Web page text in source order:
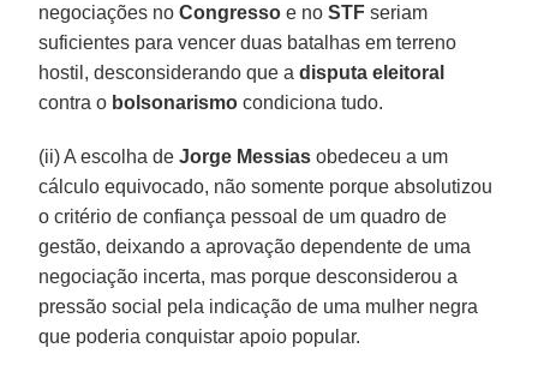
negociações noCongresso e noSTF seriam
suficientes para vencer duas batalhas em terreno
hostil, desconsiderando que a disputa eleitoral
contra o bolsonarismo condiciona tudo.
(ii) A escolha de Jorge Messias obedeceu a um
cálculo equivocado, não somente porque absolutizou
o critério de confiança pessoal de um quadro de
gestão, deixando a aprovação dependente de uma
negociação incerta, mas porque desconsiderou a
pressão social pela indicação de uma mulher negra
que poderia conquistar apoio popular.